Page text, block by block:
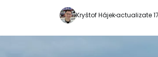
Kryštof Hájekactualizate